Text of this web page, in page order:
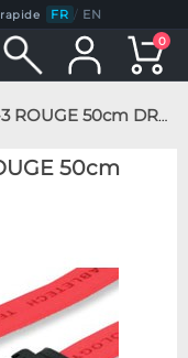
FR / EN
0
50cm DROIT
50cm